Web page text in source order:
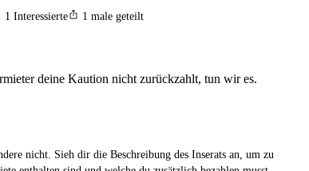
1 Interessierteios_share 1 male geteilt
deine Kaution nicht zurückzahlt, tun wir es.
nicht. Sieh dir die Beschreibung des Inserats an, um zu